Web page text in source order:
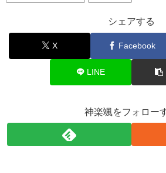
シェアする
X Facebook
LINE
神楽颯をフォロー